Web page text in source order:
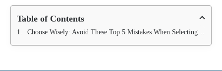
Table of Contents
Choose Wisely: Avoid These Top 5 Mistakes When Selecting a Web Host